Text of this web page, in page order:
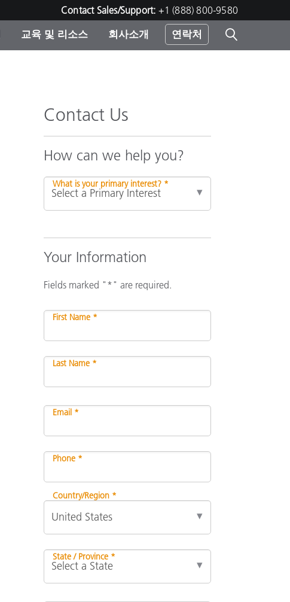
Contact Sales/Support: +1 (888) 800-9580
교육 및 리소스 회사소개 연락처
Contact Us
How can we help you?
What is your primary interest? *
Your Information
Fields marked "*" are required.
First Name *
Last Name *
Email *
Phone *
Country/Region *
State / Province *